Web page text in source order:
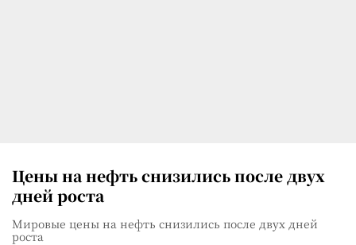
Цены на нефть снизились после двух
дней роста
Мировые цены на нефть снизились после двух дней
роста